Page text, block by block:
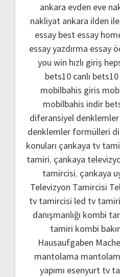
ankara evden eve
nakliyat ankara ilden
essay best essay
essay yazdırma essay
you win hızlı giriş
bets10 canlı
mobilbahis giris
mobilbahis indir
diferansiyel
denklemler formülleri
konuları çankaya tv
tamiri, çankaya
tamircisi, çankaya
Televizyon Tamircisi
tv tamircisi led tv tamiri
danışmanlığı kombi
tamiri kombi
Hausaufgaben
mantolama
yapımı esenyurt tv